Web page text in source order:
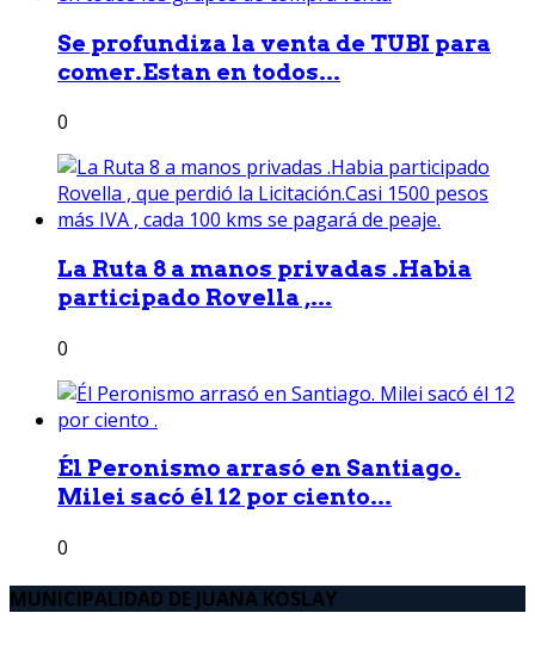
Se profundiza la venta de TUBI para
comer.Estan en todos...
0
La Ruta 8 a manos privadas .Habia
participado Rovella ,...
0
Él Peronismo arrasó en Santiago.
Milei sacó él 12 por ciento...
0
MUNICIPALIDAD DE JUANA KOSLAY